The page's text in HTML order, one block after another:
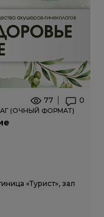
77 0
(ОЧНЫЙ ФОРМАТ)
«Турист», зал